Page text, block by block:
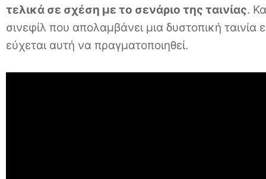
τελικά σε σχέση με το σενάριο της ταινίας.
σινεφίλ που απολαμβάνει μια δυστοπική ταινία
εύχεται αυτή να πραγματοποιηθεί.